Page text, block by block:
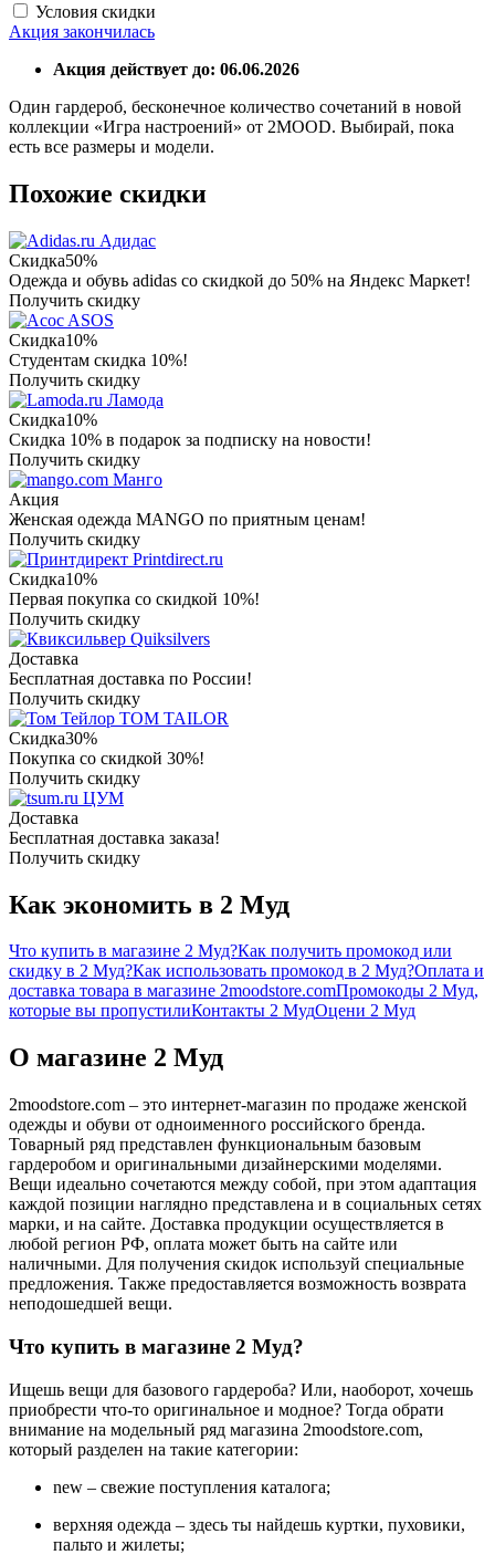
Условия скидки
Акция закончилась
Акция действует до: 06.06.2026
Один гардероб, бесконечное количество сочетаний в новой
коллекции «Игра настроений» от 2MOOD. Выбирай, пока
есть все размеры и модели.
Похожие скидки
Адидас
Скидка50%
Одежда и обувь adidas со скидкой до 50% на Яндекс Маркет!
Получить скидку
ASOS
Скидка10%
Студентам скидка 10%!
Получить скидку
Ламода
Скидка10%
Скидка 10% в подарок за подписку на новости!
Получить скидку
Манго
Акция
Женская одежда MANGO по приятным ценам!
Получить скидку
Printdirect.ru
Скидка10%
Первая покупка со скидкой 10%!
Получить скидку
Quiksilvers
Доставка
Бесплатная доставка по России!
Получить скидку
TOM TAILOR
Скидка30%
Покупка со скидкой 30%!
Получить скидку
ЦУМ
Доставка
Бесплатная доставка заказа!
Получить скидку
Как экономить в 2 Муд
Что купить в магазине 2 Муд?Как получить промокод или
скидку в 2 Муд?Как использовать промокод в 2 Муд?Оплата и
доставка товара в магазине 2moodstore.comПромокоды 2 Муд,
которые вы пропустилиКонтакты 2 МудОцени 2 Муд
О магазине 2 Муд
2moodstore.com – это интернет-магазин по продаже женской
одежды и обуви от одноименного российского бренда.
Товарный ряд представлен функциональным базовым
гардеробом и оригинальными дизайнерскими моделями.
Вещи идеально сочетаются между собой, при этом адаптация
каждой позиции наглядно представлена и в социальных сетях
марки, и на сайте. Доставка продукции осуществляется в
любой регион РФ, оплата может быть на сайте или
наличными. Для получения скидок используй специальные
предложения. Также предоставляется возможность возврата
неподошедшей вещи.
Что купить в магазине 2 Муд?
Ищешь вещи для базового гардероба? Или, наоборот, хочешь
приобрести что-то оригинальное и модное? Тогда обрати
внимание на модельный ряд магазина 2moodstore.com,
который разделен на такие категории:
new – свежие поступления каталога;
верхняя одежда – здесь ты найдешь куртки, пуховики,
пальто и жилеты;